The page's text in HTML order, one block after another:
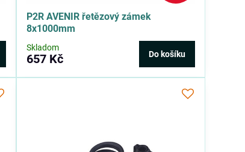
P2R AVENIR řetězový zámek
8x1000mm
Skladom
657 Kč Do košíku